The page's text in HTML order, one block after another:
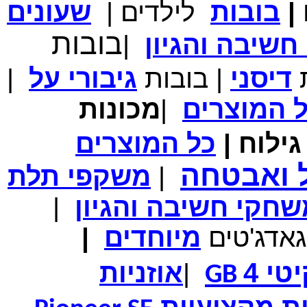
₪700.00 מחיר שוק
משלוח חינם
במבצע תיק לנשיאת מחשב נייד 10.1 אינץ' בצבע ורוד בעל
₪150.00 מחיר שוק
₪99.00 המחיר שלך
₪104.00 המחיר כולל משלוח :
נרתיק עור יוקרתי עבור אייפוד וידאו 60GB\80GB \שחור
| בובות לילדים |
שעונים
והגיון
|בובות
דיסני | בובות גיבורי על
|
המוצרים |מכונות
| כל המוצרים
ואבטחה | משקפי תלת
חשיבה והגיון
|
גאדג'טים מיוחדים |
4
GB
|אוזניות